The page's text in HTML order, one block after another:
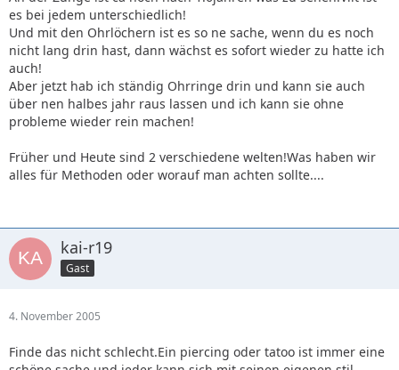
michel
es bei jedem unterschiedlich!
Und mit den Ohrlöchern ist es so ne sache, wenn du es noch
nicht lang drin hast, dann wächst es sofort wieder zu hatte ich
auch!
Aber jetzt hab ich ständig Ohrringe drin und kann sie auch
über nen halbes jahr raus lassen und ich kann sie ohne
probleme wieder rein machen!
Früher und Heute sind 2 verschiedene welten!Was haben wir
alles für Methoden oder worauf man achten sollte....
kai-r19
Gast
4. November 2005
Finde das nicht schlecht.Ein piercing oder tatoo ist immer eine